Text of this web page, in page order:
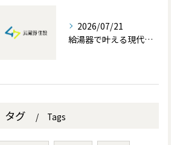
2026/07/21
給湯器で叶える現代生活の快適性と埼玉県でお得に交換する補助金活用術
タグ Tags